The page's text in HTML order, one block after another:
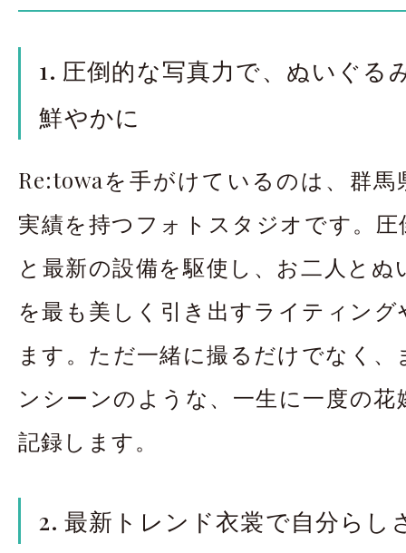
1. 圧倒的な写真力で、ぬいぐる
鮮やかに
Re:towaを手がけているのは、群馬
実績を持つフォトスタジオです。圧
と最新の設備を駆使し、お二人と
を最も美しく引き出すライティング
ます。ただ一緒に撮るだけでなく
ンシーンのような、一生に一度の
記録します。
2. 最新トレンド衣裳で自分らし